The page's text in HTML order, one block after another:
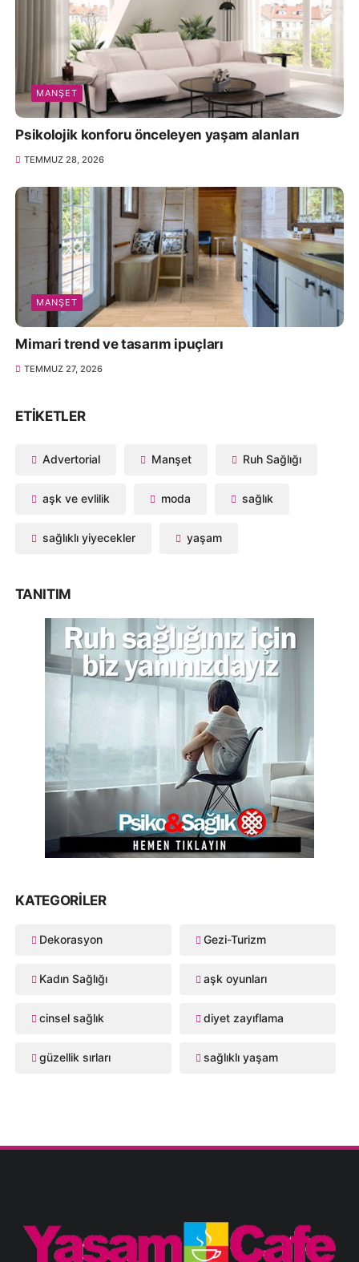
MANŞET
Psikolojik konforu önceleyen yaşam alanları
TEMMUZ 28, 2026
MANŞET
Mimari trend ve tasarım ipuçları
TEMMUZ 27, 2026
ETIKETLER
Advertorial Manşet Ruh Sağlığı
aşk ve evlilik moda sağlık
sağlıklı yiyecekler yaşam
TANITIM
KATEGORILER
Dekorasyon Gezi-Turizm
Kadın Sağlığı aşk oyunları
cinsel sağlık diyet zayıflama
güzellik sırları sağlıklı yaşam